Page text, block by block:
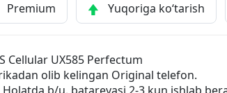
Premium Yuqoriga ko‘tarish
Cellular UX585 Perfectum
olib kelingan Original telefon.